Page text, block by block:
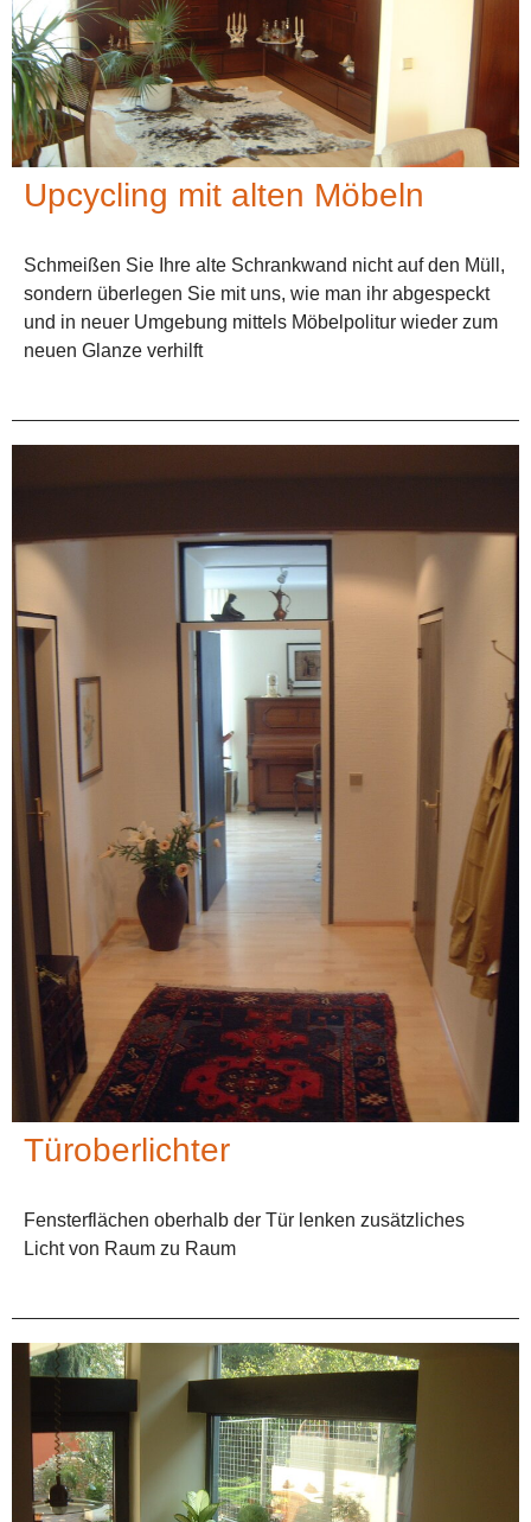
Upcycling mit alten Möbeln
Schmeißen Sie Ihre alte Schrankwand nicht auf den Müll,
sondern überlegen Sie mit uns, wie man ihr abgespeckt
und in neuer Umgebung mittels Möbelpolitur wieder zum
neuen Glanze verhilft
Türoberlichter
Fensterflächen oberhalb der Tür lenken zusätzliches
Licht von Raum zu Raum